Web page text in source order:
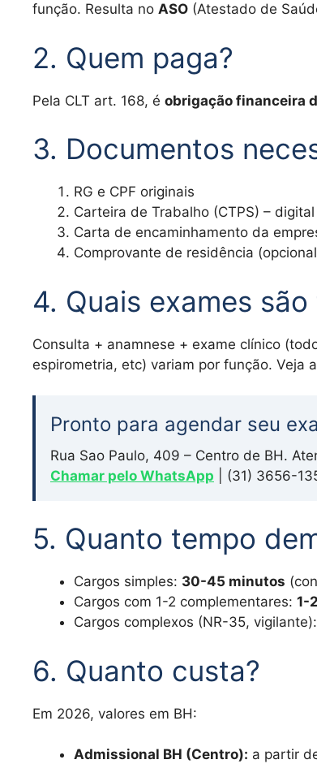
função. Resulta no ASO (Atestado de
2. Quem paga?
Pela CLT art. 168, é obrigação financeira
3. Documentos
RG e CPF originais
Carteira de Trabalho (CTPS) –
Carta de encaminhamento da
Comprovante de residência
4. Quais exames
Consulta + anamnese + exame clínico
espirometria, etc) variam por função. Veja a
Pronto para agendar seu
Rua Sao Paulo, 409 – Centro de BH.
Chamar pelo WhatsApp | (31) 3656-
5. Quanto tempo
Cargos simples: 30-45 minutos
Cargos com 1-2 complementares: 1-
Cargos complexos (NR-35, vigilante):
6. Quanto custa?
Em 2026, valores em BH:
Admissional BH (Centro): a partir